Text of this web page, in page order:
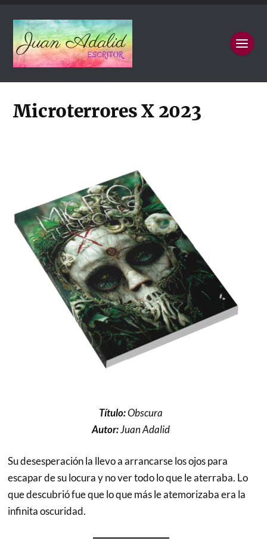
Microterrores X 2023
Título:Obscura
Autor:Juan Adalid
Su desesperación la llevo a arrancarse los ojos para
escapar de su locura y no ver todo lo que le aterraba. Lo
que descubrió fue que lo que más le atemorizaba era la
infinita oscuridad.